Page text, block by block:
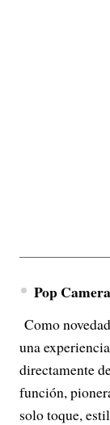
Pop
Como
una
directamente
función,
solo toque,